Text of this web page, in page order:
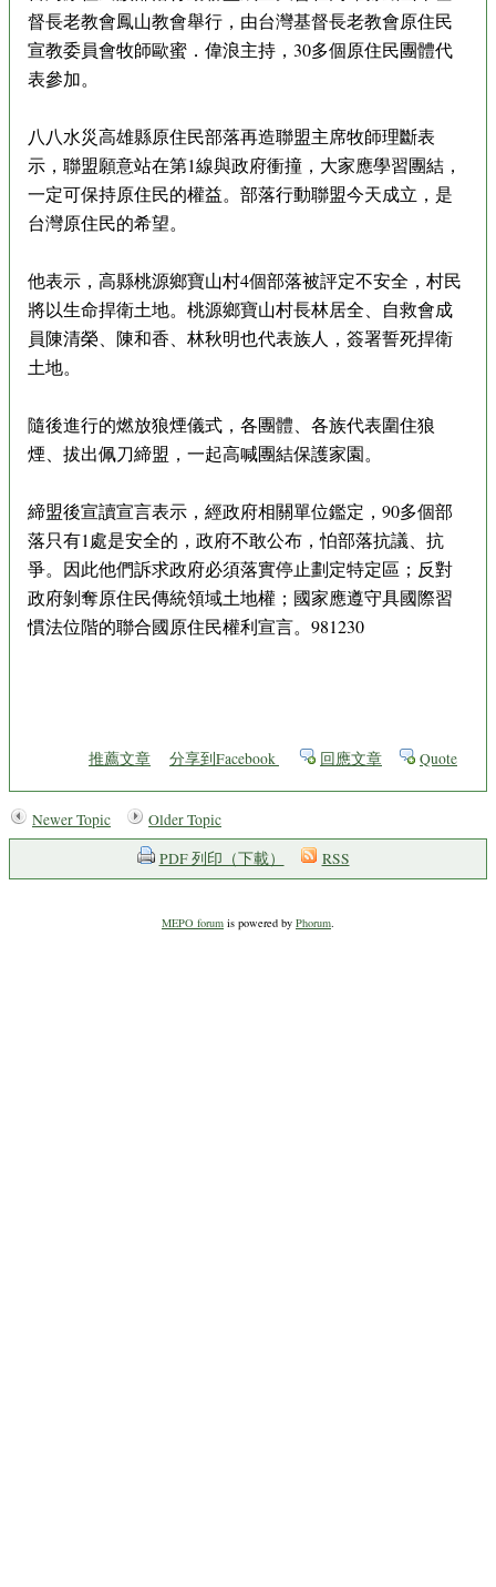
督長老教會鳳山教會舉行，由台灣基督長老教會原住民
宣教委員會牧師歐蜜．偉浪主持，30多個原住民團體代
表參加。
八八水災高雄縣原住民部落再造聯盟主席牧師理斷表
示，聯盟願意站在第1線與政府衝撞，大家應學習團結，
一定可保持原住民的權益。部落行動聯盟今天成立，是
台灣原住民的希望。
他表示，高縣桃源鄉寶山村4個部落被評定不安全，村民
將以生命捍衛土地。桃源鄉寶山村長林居全、自救會成
員陳清榮、陳和香、林秋明也代表族人，簽署誓死捍衛
土地。
隨後進行的燃放狼煙儀式，各團體、各族代表圍住狼
煙、拔出佩刀締盟，一起高喊團結保護家園。
締盟後宣讀宣言表示，經政府相關單位鑑定，90多個部
落只有1處是安全的，政府不敢公布，怕部落抗議、抗
爭。因此他們訴求政府必須落實停止劃定特定區；反對
政府剝奪原住民傳統領域土地權；國家應遵守具國際習
慣法位階的聯合國原住民權利宣言。981230
推薦文章 分享到Facebook 回應文章 Quote
Newer Topic
Older Topic
PDF 列印（下載）
RSS
MEPO forum is powered by Phorum.